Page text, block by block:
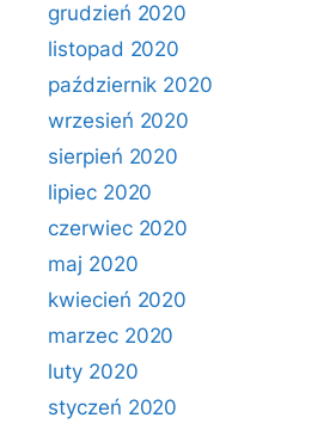
grudzień 2020
listopad 2020
październik 2020
wrzesień 2020
sierpień 2020
lipiec 2020
czerwiec 2020
maj 2020
kwiecień 2020
marzec 2020
luty 2020
styczeń 2020